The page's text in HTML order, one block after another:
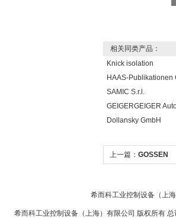
相关同类产品：
Knick isolation
HAAS-Publikationen
SAMIC S.r.l.
GEIGERGEIGER
Dollansky GmbH
上一篇： GOSSEN
希而科工业控制设备（上
希而科工业控制设备（上海）有限公司 版权所有